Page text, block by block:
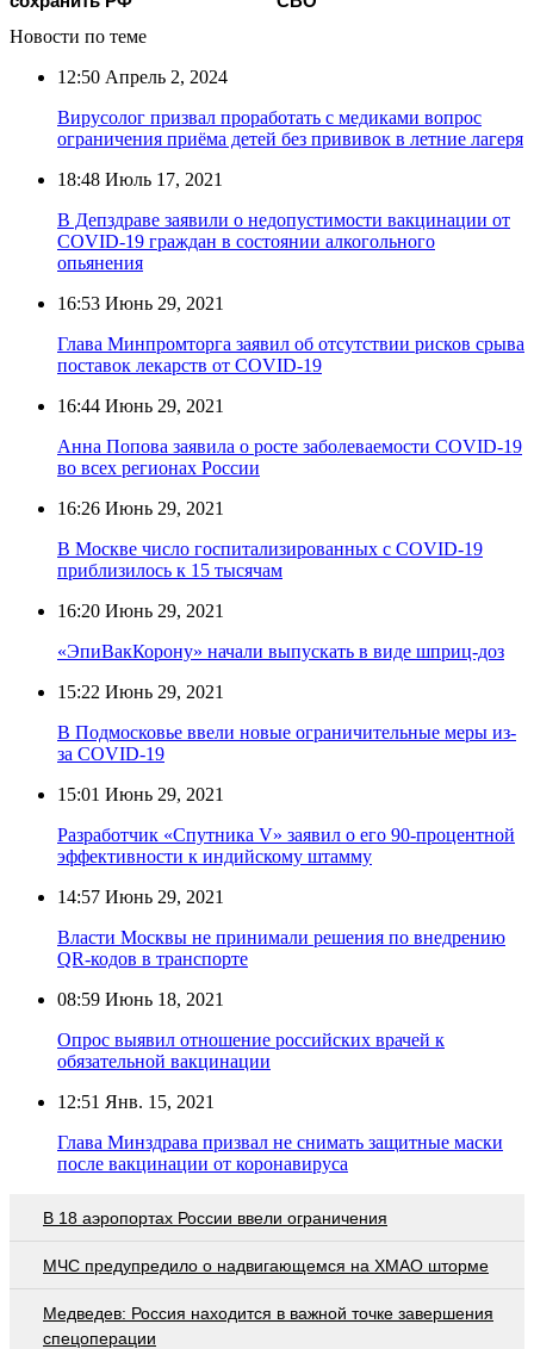
Новости по теме
12:50 Апрель 2, 2024
Вирусолог призвал проработать с медиками вопрос
ограничения приёма детей без прививок в летние лагеря
18:48 Июль 17, 2021
В Депздраве заявили о недопустимости вакцинации от
COVID-19 граждан в состоянии алкогольного
опьянения
16:53 Июнь 29, 2021
Глава Минпромторга заявил об отсутствии рисков срыва
поставок лекарств от COVID-19
16:44 Июнь 29, 2021
Анна Попова заявила о росте заболеваемости COVID-19
во всех регионах России
16:26 Июнь 29, 2021
В Москве число госпитализированных с COVID-19
приблизилось к 15 тысячам
16:20 Июнь 29, 2021
«ЭпиВакКорону» начали выпускать в виде шприц-доз
15:22 Июнь 29, 2021
В Подмосковье ввели новые ограничительные меры из-
за COVID-19
15:01 Июнь 29, 2021
Разработчик «Спутника V» заявил о его 90-процентной
эффективности к индийскому штамму
14:57 Июнь 29, 2021
Власти Москвы не принимали решения по внедрению
QR-кодов в транспорте
08:59 Июнь 18, 2021
Опрос выявил отношение российских врачей к
обязательной вакцинации
12:51 Янв. 15, 2021
Глава Минздрава призвал не снимать защитные маски
после вакцинации от коронавируса
В 18 аэропортах России ввели ограничения
МЧС предупредило о надвигающемся на ХМАО шторме
Медведев: Россия находится в важной точке завершения
спецоперации